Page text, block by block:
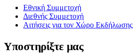
Εθνική Συμμετοχή
Διεθνής Συμμετοχή
Αιτήσεις για τον Χώρο Εκδήλωσης
Υποστηρίξτε μας